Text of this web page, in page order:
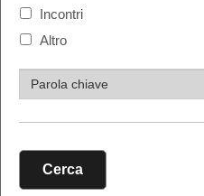
Incontri
Altro
Cerca